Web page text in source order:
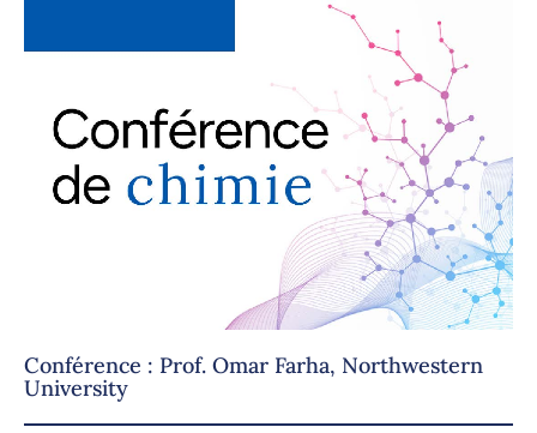
Conférence : Prof. Omar Farha, Northwestern
University